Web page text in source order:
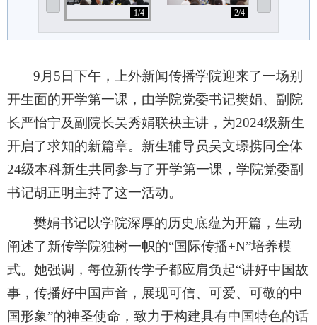
1/4 2/4
9月 5 日下午，上外新闻传播学院迎来了一场别
开生面的开学第一课，由学院党委书记樊娟、副院
长严怡宁及副院长吴秀娟联袂主讲，为2024级新生
开启了求知的新篇章。新生辅导员吴文璟携同全体
24级本科新生共同参与了开学第一课，学院党委副
书记胡正明主持了这一活动。
樊娟书记以学院深厚的历史底蕴为开篇，生动
阐述了新传学院独树一帜的“国际传播+N”培养模
式。她强调，每位新传学子都应肩负起“讲好中国故
事，传播好中国声音，展现可信、可爱、可敬的中
国形象”的神圣使命，致力于构建具有中国特色的话